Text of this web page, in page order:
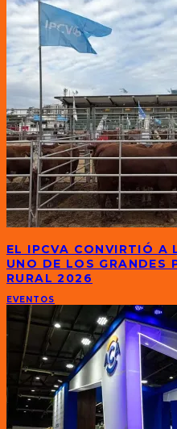
EL IPCVA CONVIRTIÓ A
UNO DE LOS GRANDES
RURAL 2026
EVENTOS